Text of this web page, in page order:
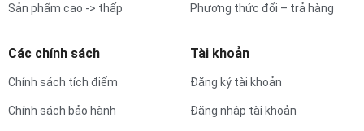
Sản phẩm cao -> thấp Phương thức đổi – trả hàng
Các chính sách
Chính sách tích điểm
Chính sách bảo hành
Tài khoản
Đăng ký tài khoản
Đăng nhập tài khoản